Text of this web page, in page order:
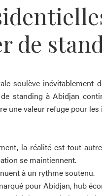
de
soulève
standing à Abidjan
une valeur refuge pour
la réalité est tout
se maintiennent.
à un rythme soutenu.
pour Abidjan, hub